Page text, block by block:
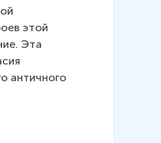
этой
Эта
античного